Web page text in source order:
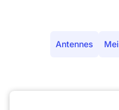
Antennes